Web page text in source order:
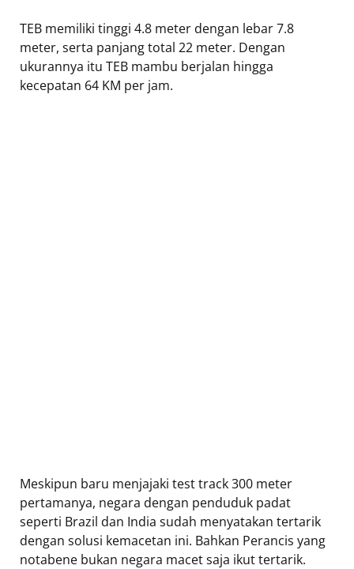
TEB memiliki tinggi 4.8 meter dengan lebar 7.8
meter, serta panjang total 22 meter. Dengan
ukurannya itu TEB mambu berjalan hingga
kecepatan 64 KM per jam.
Meskipun baru menjajaki test track 300 meter
pertamanya, negara dengan penduduk padat
seperti Brazil dan India sudah menyatakan tertarik
dengan solusi kemacetan ini. Bahkan Perancis yang
notabene bukan negara macet saja ikut tertarik.